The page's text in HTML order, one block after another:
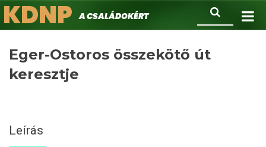
Ugrás
a
Keresés
KDNPA családokért.
Eger-Ostoros összekötő út
keresztje
Leírás